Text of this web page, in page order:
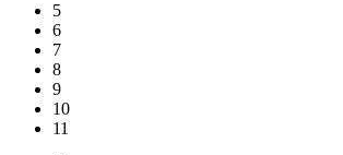
5
6
7
8
9
10
11